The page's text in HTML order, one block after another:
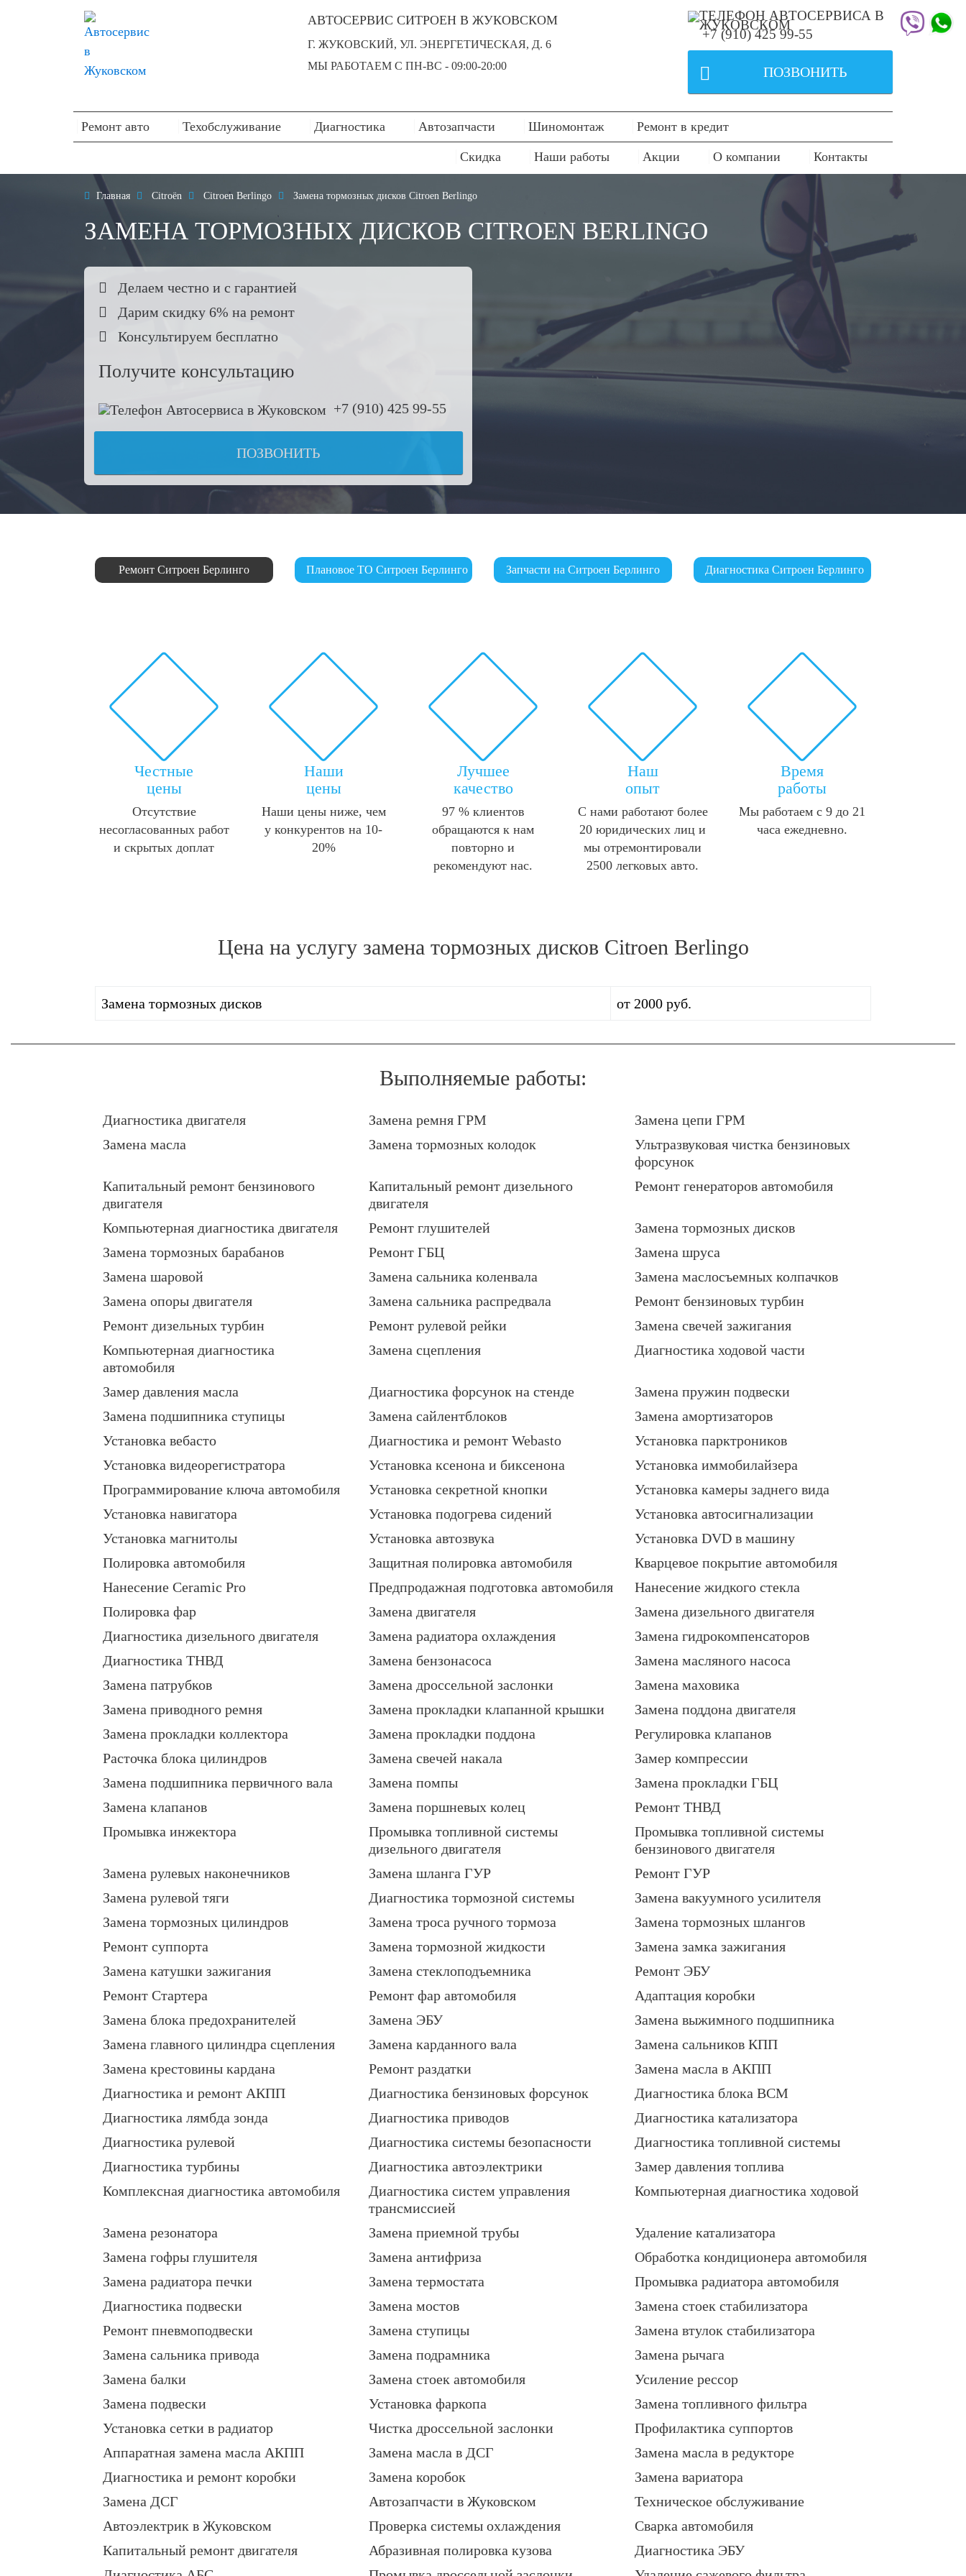
АВТОСЕРВИС СИТРОЕН В ЖУКОВСКОМ
Г. ЖУКОВСКИЙ, УЛ. ЭНЕРГЕТИЧЕСКАЯ, Д. 6
МЫ РАБОТАЕМ С ПН-ВC - 09:00-20:00
+7 (910) 425 99-55
 ПОЗВОНИТЬ
Ремонт авто Техобслуживание Диагностика Автозапчасти Шиномонтаж Ремонт в кредит
Скидка Наши работы Акции О компании Контакты
 Главная  Citroën  Citroen Berlingo  Замена тормозных дисков Citroen Berlingo
ЗАМЕНА ТОРМОЗНЫХ ДИСКОВ CITROEN BERLINGO
 Делаем честно и с гарантией
 Дарим скидку 6% на ремонт
 Консультируем бесплатно
Получите консультацию
+7 (910) 425 99-55
ПОЗВОНИТЬ
Ремонт Ситроен Берлинго Плановое ТО Ситроен Берлинго Запчасти на Ситроен Берлинго Диагностика Ситроен Берлинго
Честные
цены
Отсутствие
несогласованных работ
и скрытых доплат
Наши
цены
Наши цены ниже, чем
у конкурентов на 10-
20%
Лучшее
качество
97 % клиентов
обращаются к нам
повторно и
рекомендуют нас.
Наш
опыт
С нами работают более
20 юридических лиц и
мы отремонтировали
2500 легковых авто.
Время
работы
Мы работаем с 9 до 21
часа ежедневно.
Цена на услугу замена тормозных дисков Citroen Berlingo
Замена тормозных дисков от 2000 руб.
Выполняемые работы:
Диагностика двигателя Замена ремня ГРМ
Замена цепи ГРМ
Замена масла
Замена тормозных колодок
Ультразвуковая чистка бензиновых
форсунок
Капитальный ремонт бензинового
двигателя
Капитальный ремонт дизельного
двигателя
Ремонт генераторов автомобиля
Компьютерная диагностика двигателя Ремонт глушителей
Замена тормозных дисков
Замена тормозных барабанов
Ремонт ГБЦ
Замена шруса
Замена шаровой
Замена сальника коленвала
Замена маслосъемных колпачков
Замена опоры двигателя
Замена сальника распредвала
Ремонт бензиновых турбин
Ремонт дизельных турбин
Ремонт рулевой рейки
Замена свечей зажигания
Компьютерная диагностика
автомобиля
Замена сцепления Диагностика ходовой части
Замер давления масла Диагностика форсунок на стенде
Замена пружин подвески
Замена подшипника ступицы
Замена сайлентблоков
Замена амортизаторов
Установка вебасто
Диагностика и ремонт Webasto
Установка парктроников
Установка видеорегистратора
Установка ксенона и биксенона
Установка иммобилайзера
Программирование ключа автомобиля
Установка секретной кнопки
Установка камеры заднего вида
Установка навигатора
Установка подогрева сидений
Установка автосигнализации
Установка магнитолы
Установка автозвука
Установка DVD в машину
Полировка автомобиля
Защитная полировка автомобиля
Кварцевое покрытие автомобиля
Нанесение Ceramic Pro
Предпродажная подготовка автомобиля
Нанесение жидкого стекла
Полировка фар
Замена двигателя
Замена дизельного двигателя
Диагностика дизельного двигателя
Замена радиатора охлаждения
Замена гидрокомпенсаторов
Диагностика ТНВД
Замена бензонасоса
Замена масляного насоса
Замена патрубков
Замена дроссельной заслонки
Замена маховика
Замена приводного ремня
Замена прокладки клапанной крышки
Замена поддона двигателя
Замена прокладки коллектора
Замена прокладки поддона
Регулировка клапанов
Расточка блока цилиндров
Замена свечей накала
Замер компрессии
Замена подшипника первичного вала
Замена помпы
Замена прокладки ГБЦ
Замена клапанов
Замена поршневых колец
Ремонт ТНВД
Промывка инжектора
Промывка топливной системы
дизельного двигателя
Промывка топливной системы
бензинового двигателя
Замена рулевых наконечников
Замена шланга ГУР
Ремонт ГУР
Замена рулевой тяги
Диагностика тормозной системы
Замена вакуумного усилителя
Замена тормозных цилиндров
Замена троса ручного тормоза
Замена тормозных шлангов
Ремонт суппорта
Замена тормозной жидкости
Замена замка зажигания
Замена катушки зажигания
Замена стеклоподъемника
Ремонт ЭБУ
Ремонт Стартера
Ремонт фар автомобиля
Адаптация коробки
Замена блока предохранителей
Замена ЭБУ
Замена выжимного подшипника
Замена главного цилиндра сцепления
Замена карданного вала
Замена сальников КПП
Замена крестовины кардана
Ремонт раздатки
Замена масла в АКПП
Диагностика и ремонт АКПП
Диагностика бензиновых форсунок
Диагностика блока BCM
Диагностика лямбда зонда
Диагностика приводов
Диагностика катализатора
Диагностика рулевой
Диагностика системы безопасности
Диагностика топливной системы
Диагностика турбины
Диагностика автоэлектрики
Замер давления топлива
Комплексная диагностика автомобиля
Диагностика систем управления
трансмиссией
Компьютерная диагностика ходовой
Замена резонатора Замена приемной трубы
Удаление катализатора
Замена гофры глушителя
Замена антифриза
Обработка кондиционера автомобиля
Замена радиатора печки
Замена термостата
Промывка радиатора автомобиля
Диагностика подвески
Замена мостов
Замена стоек стабилизатора
Ремонт пневмоподвески
Замена ступицы
Замена втулок стабилизатора
Замена сальника привода
Замена подрамника
Замена рычага
Замена балки
Замена стоек автомобиля
Усиление рессор
Замена подвески
Установка фаркопа
Замена топливного фильтра
Установка сетки в радиатор
Чистка дроссельной заслонки
Профилактика суппортов
Аппаратная замена масла АКПП
Замена масла в ДСГ
Замена масла в редукторе
Диагностика и ремонт коробки
Замена коробок
Замена вариатора
Замена ДСГ
Автозапчасти в Жуковском
Техническое обслуживание
Автоэлектрик в Жуковском
Проверка системы охлаждения
Сварка автомобиля
Капитальный ремонт двигателя
Абразивная полировка кузова
Диагностика ЭБУ